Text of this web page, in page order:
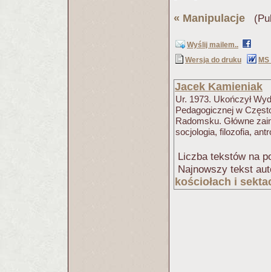
« Manipulacje
Wyślij mailem..
Wersja do druku
MS
Jacek Kamieniak
Ur. 1973. Ukończył
Pedagogicznej w
Radomsku. Główne
socjologia, filozofia,
Liczba tekstów na
Najnowszy tekst
kościołach i